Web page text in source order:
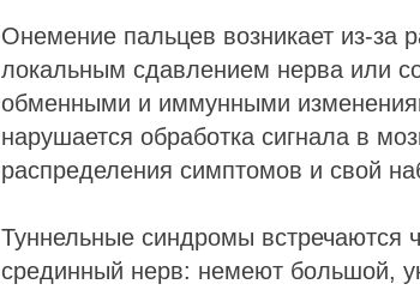
Онемение пальцев возникает из-за
локальным сдавлением нерва или
обменными и иммунными
нарушается обработка сигнала в
распределения симптомов и свой
Туннельные синдромы встречаются
срединный нерв: немеют большой,